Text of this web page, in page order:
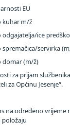
EU
kuhar m/ž
ice
servirka
domar (m/ž)
za prijam
za Općinu Jesenje“.
na određeno